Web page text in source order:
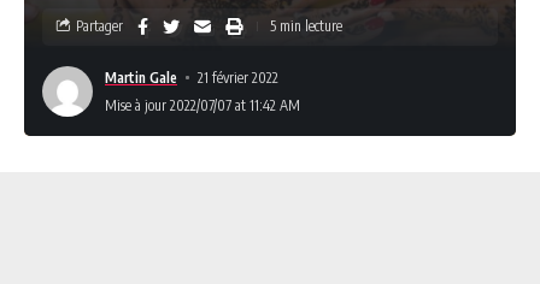
Martin Gale
21 février 2022
Mise à jour 2022/07/07 at 11:42 AM
Partager 5 min lecture